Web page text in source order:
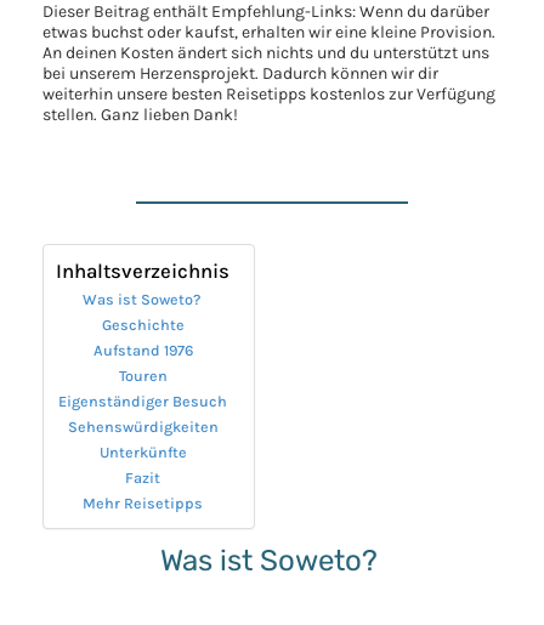
Dieser Beitrag enthält Empfehlung-Links: Wenn du darüber
etwas buchst oder kaufst, erhalten wir eine kleine Provision.
An deinen Kosten ändert sich nichts und du unterstützt uns
bei unserem Herzensprojekt. Dadurch können wir dir
weiterhin unsere besten Reisetipps kostenlos zur Verfügung
stellen. Ganz lieben Dank!
Inhaltsverzeichnis
Was ist Soweto?
Geschichte
Aufstand 1976
Touren
Eigenständiger Besuch
Sehenswürdigkeiten
Unterkünfte
Fazit
Mehr Reisetipps
Was ist Soweto?